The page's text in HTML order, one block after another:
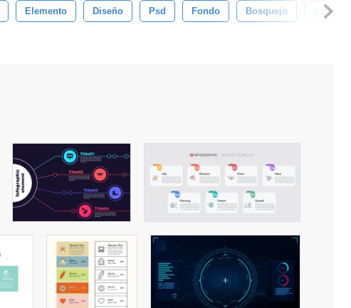
Elemento Diseño Psd Fondo Bosquejo